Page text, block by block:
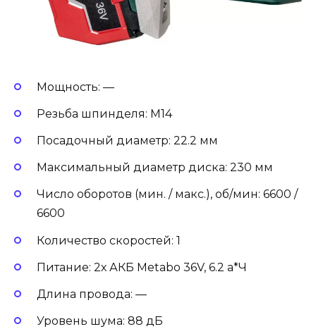
Мощность: —
Резьба шпинделя: М14
Посадочный диаметр: 22.2 мм
Максимальный диаметр диска: 230 мм
Число оборотов (мин. / макс.), об/мин: 6600 /
6600
Количество скоростей: 1
Питание: 2х АКБ Metabo 36V, 6.2 а*Ч
Длина провода: —
Уровень шума: 88 дБ